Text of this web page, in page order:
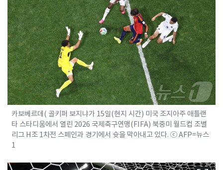
카보베르데( 골키퍼 보지냐가 15일(현지 시간) 미국 조지아주 애틀랜
타 스타디움에서 열린 2026 국제축구연맹(FIFA) 북중미 월드컵 조별
리그 H조 1차전 스페인과 경기에서 슛을 막아내고 있다. ⓒ AFP=뉴스
1